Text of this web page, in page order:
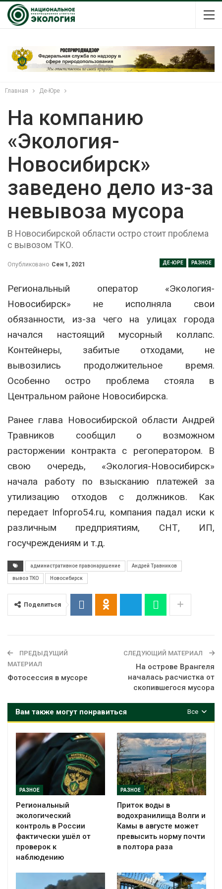
Главная Де-Юре
На компанию
«Экология-
Новосибирск»
заведено дело из-за
невывоза мусора
В Новосибирской области остро стоит проблема
с вывозом ТКО.
ДЕ-ЮРЕ РАЗНОЕ
Опубликовано Сен 1, 2021
Региональный оператор «Экология-
Новосибирск» не исполняла свои
обязанности, из-за чего на улицах города
начался настоящий мусорный коллапс.
Контейнеры, забитые отходами, не
вывозились продолжительное время.
Особенно остро проблема стояла в
Центральном районе Новосибирска.
Ранее глава Новосибирской области Андрей
Травников сообщил о возможном
расторжении контракта с регоператором. В
свою очередь, «Экология-Новосибирск»
начала работу по взысканию платежей за
утилизацию отходов с должников. Как
передает Infopro54.ru, компания падал иски к
различным предприятиям, СНТ, ИП,
госучреждениям и т.д.
административное правонарушение Андрей Травников
вывоз ТКО Новосибирск
Поделиться
ПРЕДЫДУЩИЙ
МАТЕРИАЛ
Фотосессия в мусоре
СЛЕДУЮЩИЙ МАТЕРИАЛ
На острове Врангеля
началась расчистка от
скопившегося мусора
Все
Вам также могут понравиться
РАЗНОЕ
Региональный
экологический
контроль в России
фактически ушёл от
проверок к
наблюдению
РАЗНОЕ
Приток воды в
водохранилища Волги и
Камы в августе может
превысить норму почти
в полтора раза